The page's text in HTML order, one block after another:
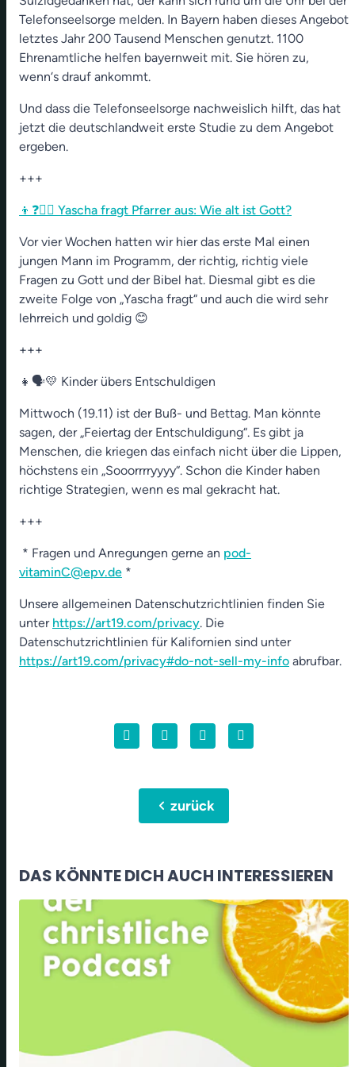
Telefonseelsorge melden. In Bayern haben dieses Angebot
letztes Jahr 200 Tausend Menschen genutzt. 1100
Ehrenamtliche helfen bayernweit mit. Sie hören zu,
wenn‘s drauf ankommt.
Und dass die Telefonseelsorge nachweislich hilft, das hat
jetzt die deutschlandweit erste Studie zu dem Angebot
ergeben.
+++
👦❓👨‍⚖️ Yascha fragt Pfarrer aus: Wie alt ist Gott?
Vor vier Wochen hatten wir hier das erste Mal einen
jungen Mann im Programm, der richtig, richtig viele
Fragen zu Gott und der Bibel hat. Diesmal gibt es die
zweite Folge von „Yascha fragt“ und auch die wird sehr
lehrreich und goldig 😊
+++
👧🗣️💛 Kinder übers Entschuldigen
Mittwoch (19.11) ist der Buß- und Bettag. Man könnte
sagen, der „Feiertag der Entschuldigung“. Es gibt ja
Menschen, die kriegen das einfach nicht über die Lippen,
höchstens ein „Sooorrrryyyy“. Schon die Kinder haben
richtige Strategien, wenn es mal gekracht hat.
+++
* Fragen und Anregungen gerne an pod-
vitaminC@epv.de *
Unsere allgemeinen Datenschutzrichtlinien finden Sie
unter https://art19.com/privacy. Die
Datenschutzrichtlinien für Kalifornien sind unter
https://art19.com/privacy#do-not-sell-my-info abrufbar.
chevron_leftzurück
DAS KÖNNTE DICH AUCH INTERESSIEREN